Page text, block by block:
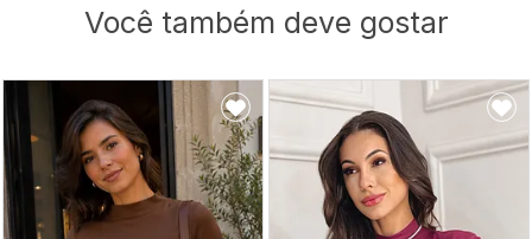
Você também deve gostar